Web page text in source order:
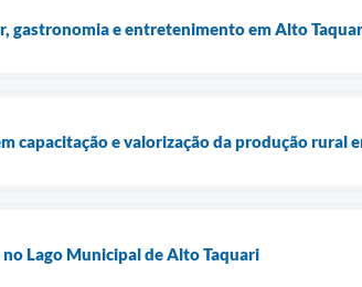
gastronomia e entretenimento em Alto
capacitação e valorização da produção rural
Lago Municipal de Alto Taquari